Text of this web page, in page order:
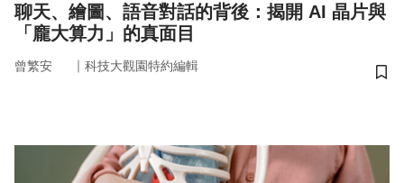
聊天、繪圖、語音對話的背後：揭開 AI 晶片與
「龐大算力」的真面目
曾繁安 ｜ 科技大觀園特約編輯
儲